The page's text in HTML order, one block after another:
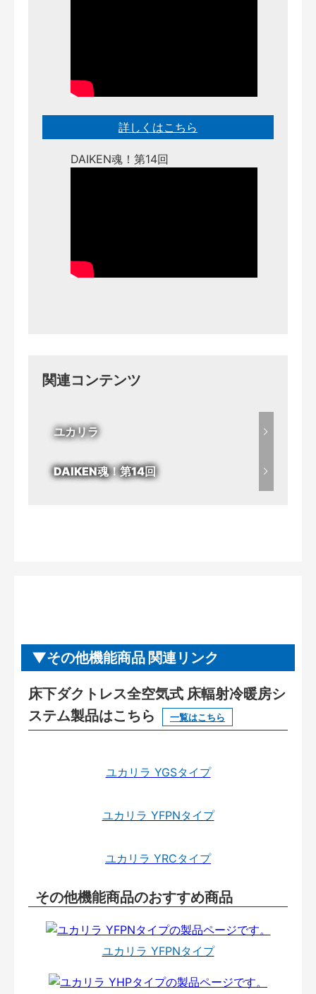
詳しくはこちら
DAIKEN魂！第14回
関連コンテンツ
ユカリラ
DAIKEN魂！第14回
その他機能商品 関連リンク
床下ダクトレス全空気式 床輻射冷暖房シ
ステム製品はこちら
一覧はこちら
ユカリラ YGSタイプ
ユカリラ YFPNタイプ
ユカリラ YRCタイプ
その他機能商品のおすすめ商品
ユカリラ YFPNタイプ